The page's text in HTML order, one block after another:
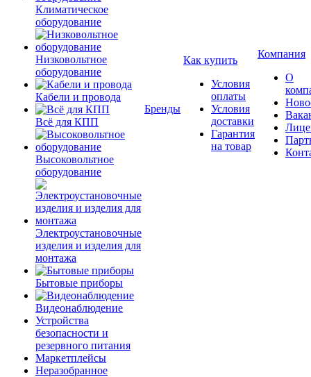
Климатическое
оборудование
Низковольтное
оборудование
Кабели и провода
Всё для КПП
Высоковольтное
оборудование
Электроустановочные
изделия и изделия для
монтажа
Бытовые приборы
Видеонаблюдение
Устройства
безопасности и
резервного питания
Маркетплейсы
Неразобранное
Бренды
Как купить
Условия
оплаты
Условия
доставки
Гарантия
на товар
Компания
О